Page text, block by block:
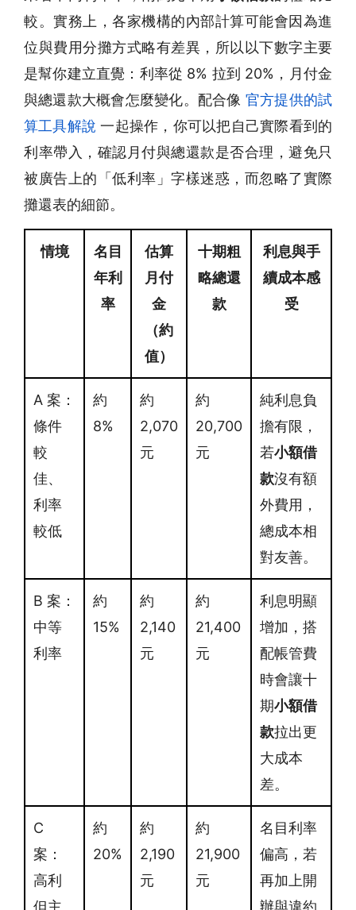
較。實務上，各家機構的內部計算可能會因為進
位與費用分攤方式略有差異，所以以下數字主要
是幫你建立直覺：利率從 8% 拉到 20%，月付金
與總還款大概會怎麼變化。配合像 官方提供的試
算工具解說 一起操作，你可以把自己實際看到的
利率帶入，確認月付與總還款是否合理，避免只
被廣告上的「低利率」字樣迷惑，而忽略了實際
攤還表的細節。
情境
名目
年利
率
估算
月付
金
（約
值）
十期粗
略總還
款
利息與手
續成本感
受
A 案：
條件
較
佳、
利率
較低
約
8%
約
2,070
元
約
20,700
元
純利息負
擔有限，
若小額借
款沒有額
外費用，
總成本相
對友善。
B 案：
中等
利率
約
15%
約
2,140
元
約
21,400
元
利息明顯
增加，搭
配帳管費
時會讓十
期小額借
款拉出更
大成本
差。
C
案：
高利
但主
約
20%
約
2,190
元
約
21,900
元
名目利率
偏高，若
再加上開
辦與違約